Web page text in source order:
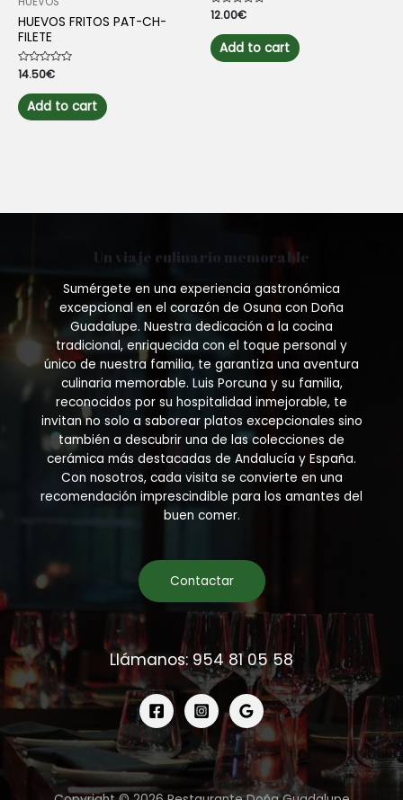
HUEVOS FRITOS PAT-CH-
FILETE
Rated
0
out
of
5
14.50€
Add to cart
Rated
out
of
5
12.00€
Add to cart
Un viaje culinario memorable
Sumérgete en una experiencia gastronómica
excepcional en el corazón de Osuna con Doña
Guadalupe. Nuestra dedicación a la cocina
tradicional, enriquecida con el toque personal y
único de nuestra familia, te garantiza una aventura
culinaria memorable. Luis Porcuna y su familia,
reconocidos por su hospitalidad inmejorable, te
invitan no solo a saborear platos excepcionales sino
también a descubrir una de las colecciones de
cerámica más destacadas de Andalucía y España.
Con nosotros, cada visita se convierte en una
recomendación imprescindible para los amantes del
buen comer.
Contactar
Llámanos: 954 81 05 58